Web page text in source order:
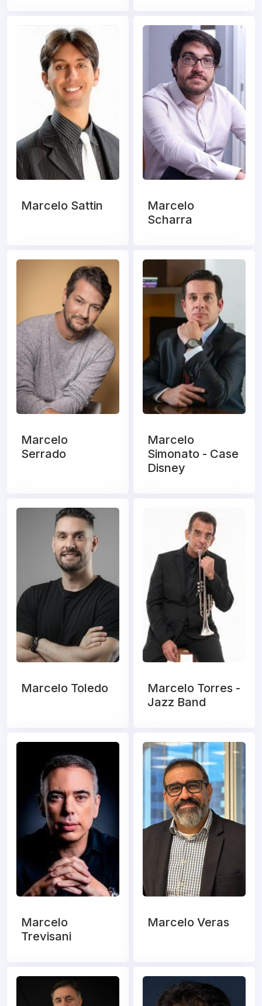
Marcelo Sattin
Marcelo
Scharra
Marcelo
Serrado
Marcelo
Simonato - Case
Disney
Marcelo Toledo
Marcelo Torres -
Jazz Band
Marcelo
Trevisani
Marcelo Veras